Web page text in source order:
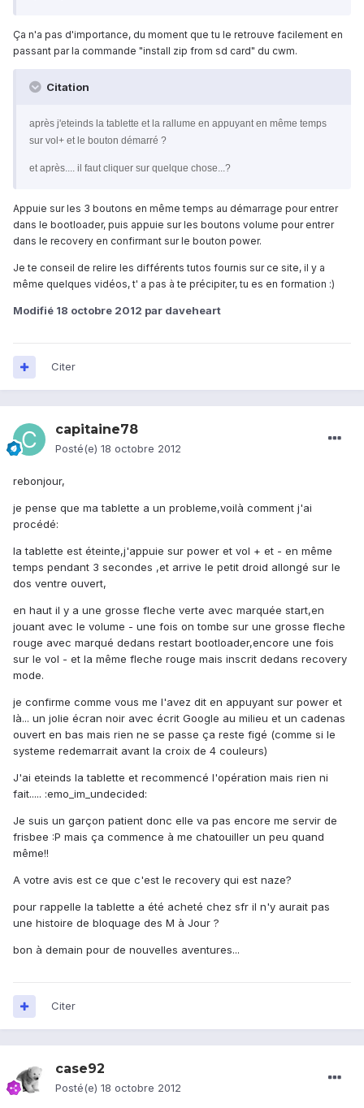
Ça n'a pas d'importance, du moment que tu le retrouve facilement en
passant par la commande "install zip from sd card" du cwm.
Citation
après j'eteinds la tablette et la rallume en appuyant en même temps
sur vol+ et le bouton démarré ?
et après.... il faut cliquer sur quelque chose...?
Appuie sur les 3 boutons en même temps au démarrage pour entrer
dans le bootloader, puis appuie sur les boutons volume pour entrer
dans le recovery en confirmant sur le bouton power.
Je te conseil de relire les différents tutos fournis sur ce site, il y a
même quelques vidéos, t' a pas à te précipiter, tu es en formation :)
Modifié 18 octobre 2012 par daveheart
Citer
capitaine78
Posté(e) 18 octobre 2012
rebonjour,
je pense que ma tablette a un probleme,voilà comment j'ai
procédé:
la tablette est éteinte,j'appuie sur power et vol + et - en même
temps pendant 3 secondes ,et arrive le petit droid allongé sur le
dos ventre ouvert,
en haut il y a une grosse fleche verte avec marquée start,en
jouant avec le volume - une fois on tombe sur une grosse fleche
rouge avec marqué dedans restart bootloader,encore une fois
sur le vol - et la même fleche rouge mais inscrit dedans recovery
mode.
je confirme comme vous me l'avez dit en appuyant sur power et
là... un jolie écran noir avec écrit Google au milieu et un cadenas
ouvert en bas mais rien ne se passe ça reste figé (comme si le
systeme redemarrait avant la croix de 4 couleurs)
J'ai eteinds la tablette et recommencé l'opération mais rien ni
fait..... :emo_im_undecided:
Je suis un garçon patient donc elle va pas encore me servir de
frisbee :P mais ça commence à me chatouiller un peu quand
même!!
A votre avis est ce que c'est le recovery qui est naze?
pour rappelle la tablette a été acheté chez sfr il n'y aurait pas
une histoire de bloquage des M à Jour ?
bon à demain pour de nouvelles aventures...
Citer
case92
Posté(e) 18 octobre 2012